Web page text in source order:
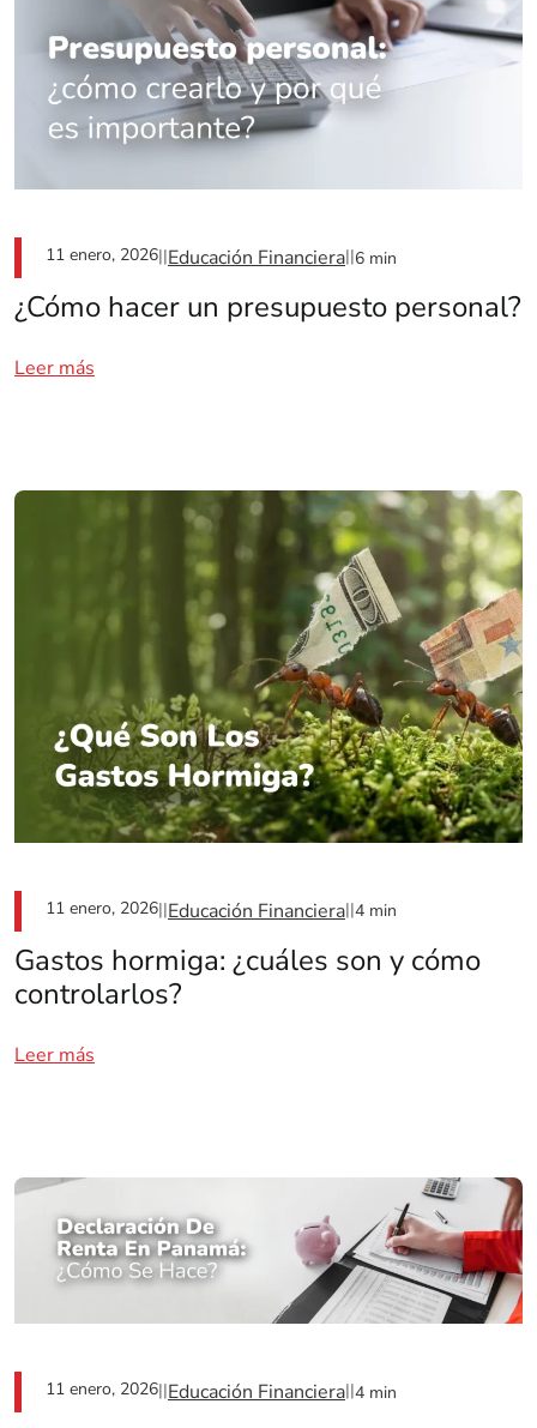
11 enero, 2026||Educación Financiera||6 min
¿Cómo hacer un presupuesto personal?
Leer más
11 enero, 2026||Educación Financiera||4 min
Gastos hormiga: ¿cuáles son y cómo
controlarlos?
Leer más
11 enero, 2026||Educación Financiera||4 min